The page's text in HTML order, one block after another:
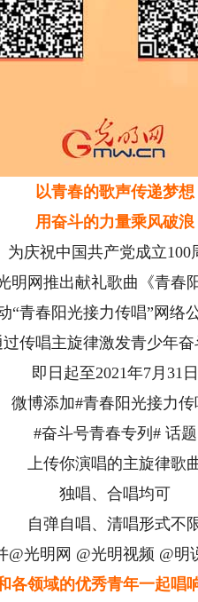
以青春的歌声传递梦想
用奋斗的力量乘风破浪
为庆祝中国共产党成立100
明网推出献礼歌曲《青春
“青春阳光接力传唱”网络
过传唱主旋律激发青少年
即日起至2021年7月31日
微博添加#青春阳光接力传
#奋斗号青春专列# 话题
上传你演唱的主旋律歌
独唱、合唱均可
自弹自唱、清唱形式不
@光明网 @光明视频 @明
各领域的优秀青年一起唱